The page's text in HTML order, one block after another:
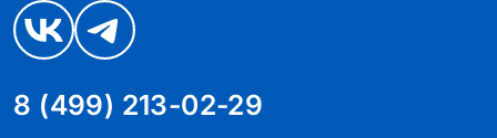
8 (499) 213-02-29